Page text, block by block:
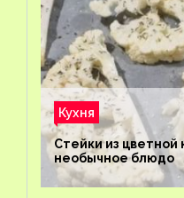
Кухня
Стейки из цветной
необычное блюдо